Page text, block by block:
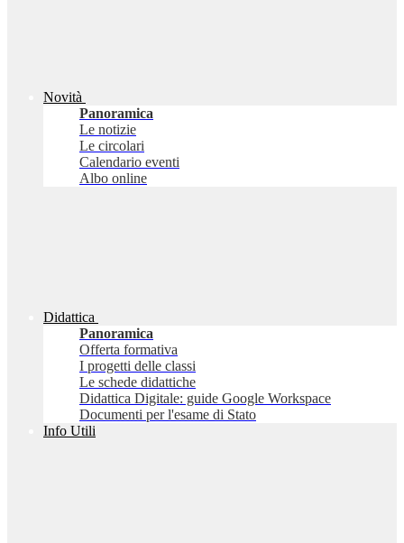
Novità
Panoramica
Le notizie
Le circolari
Calendario eventi
Albo online
Didattica
Panoramica
Offerta formativa
I progetti delle classi
Le schede didattiche
Didattica Digitale: guide Google Workspace
Documenti per l'esame di Stato
Info Utili